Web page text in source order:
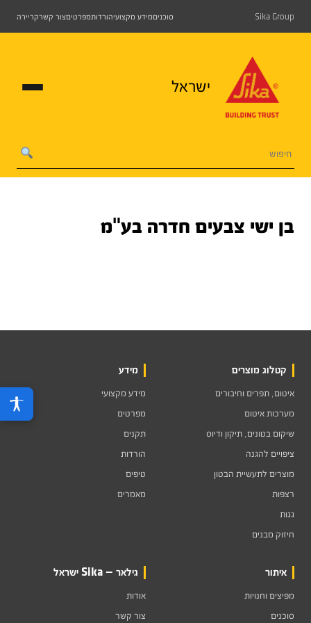
Sika Group סוכניםמידע מקצועיהורדותמפרטיםצור קשרקריירה
ישראל
בן ישי צבעים חדרה בע"מ
קטלוג מוצרים
איטום, תפרים וחיבורים
מערכות איטום
שיקום בטונים, תיקון ודיוס
ציפויים להגנה
מוצרים לתעשיית הבטון
רצפות
גגות
חיזוק מבנים
מידע
מידע מקצועי
מפרטים
תקנים
הורדות
טיפים
מאמרים
איתור
מפיצים וחנויות
סוכנים
גילאר — Sika ישראל
אודות
צור קשר